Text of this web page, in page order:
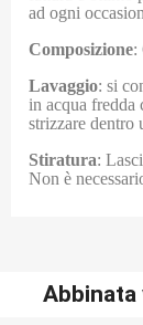
ad ogni
Composizione:
Lavaggio: si
in acqua fredda
strizzare dentro
Stiratura:
Non è
Abbinata